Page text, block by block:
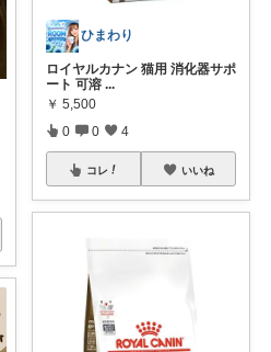
ひまわり
ロイヤルカナン 猫用 消化器サポ
ート 可溶 ...
￥ 5,500
0 0 4
コレ いいね